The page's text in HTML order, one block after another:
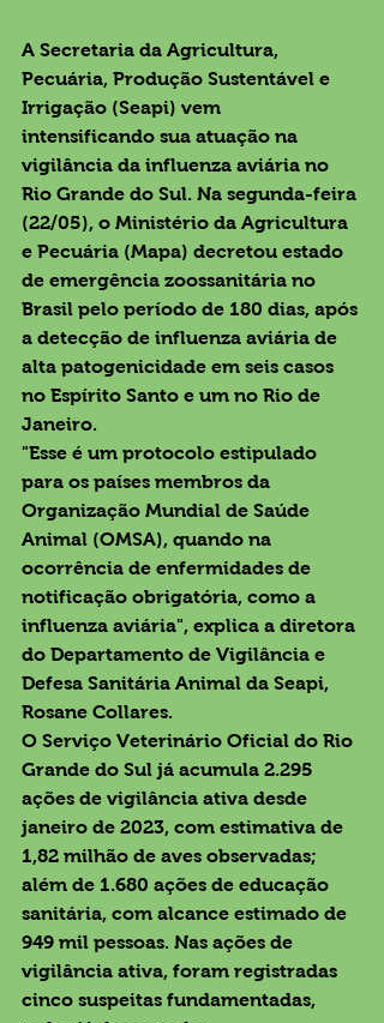
A Secretaria da Agricultura,
Pecuária, Produção Sustentável e
Irrigação (Seapi) vem
intensificando sua atuação na
vigilância da influenza aviária no
Rio Grande do Sul. Na segunda-feira
(22/05), o Ministério da Agricultura
e Pecuária (Mapa) decretou estado
de emergência zoossanitária no
Brasil pelo período de 180 dias, após
a detecção de influenza aviária de
alta patogenicidade em seis casos
no Espírito Santo e um no Rio de
Janeiro.
"Esse é um protocolo estipulado
para os países membros da
Organização Mundial de Saúde
Animal (OMSA), quando na
ocorrência de enfermidades de
notificação obrigatória, como a
influenza aviária", explica a diretora
do Departamento de Vigilância e
Defesa Sanitária Animal da Seapi,
Rosane Collares.
O Serviço Veterinário Oficial do Rio
Grande do Sul já acumula 2.295
ações de vigilância ativa desde
janeiro de 2023, com estimativa de
1,82 milhão de aves observadas;
além de 1.680 ações de educação
sanitária, com alcance estimado de
949 mil pessoas. Nas ações de
vigilância ativa, foram registradas
cinco suspeitas fundamentadas,